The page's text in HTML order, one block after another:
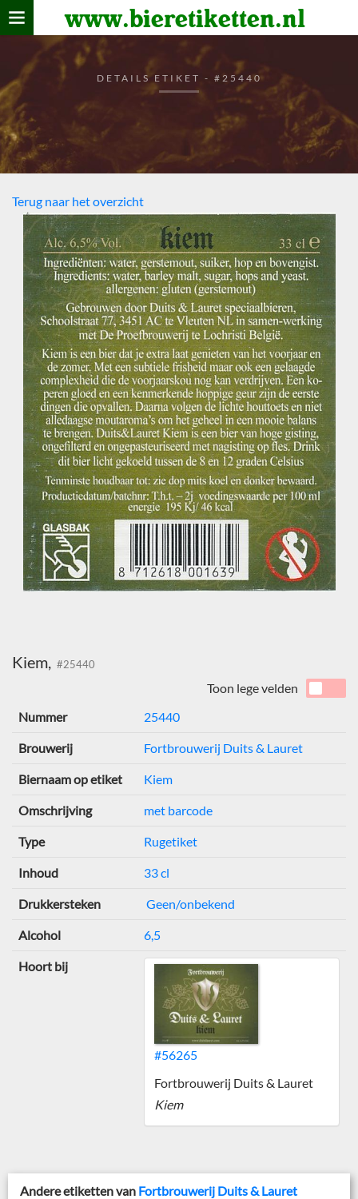
www.bieretiketten.nl
Home
verzamelen
De bierkaart
Bezoekers
DETAILS ETIKET - #25440
Terug naar het overzicht
Kiem, #25440
Toon lege velden
Nummer
25440
Brouwerij Fortbrouwerij Duits & Lauret
Biernaam op etiket Kiem
Omschrijving met barcode
Type Rugetiket
Inhoud 33 cl
Drukkersteken Geen/onbekend
Alcohol 6,5
Hoort bij
#56265
Fortbrouwerij Duits & Lauret
Kiem
Andere etiketten van Fortbrouwerij Duits & Lauret